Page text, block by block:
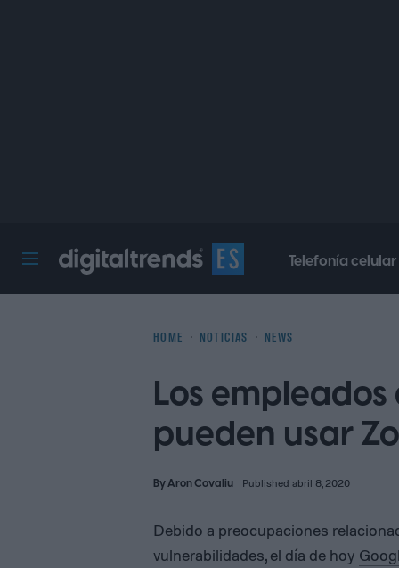
Telefonía celular
HOME NOTICIAS NEWS
Los
pueden usar
ByAron Covaliu Published abril 8, 2020
Debido a preocupaciones
vulnerabilidades, el día de hoy